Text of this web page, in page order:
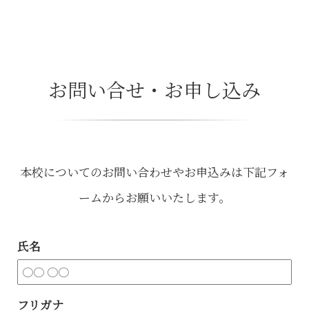
お問い合せ・お申し込み
本校についてのお問い合わせやお申込みは下記フォ
ームからお願いいたします。
氏名
フリガナ